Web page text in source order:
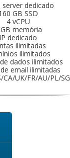
server dedicado
GB SSD
4 vCPU
memória
IP dedicado
ilimitadas
ilimitados
dados ilimitados
email ilimitadas
CA/UK/FR/AU/PL/SG